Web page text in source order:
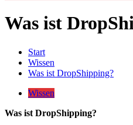
Was ist
Start
Wissen
Was ist DropShipping?
Wissen
Was ist DropShipping?